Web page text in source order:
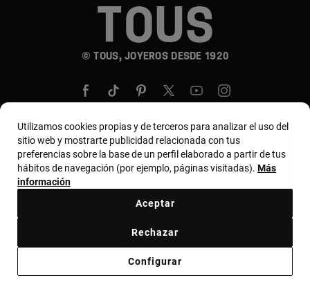
© TOUS, JOYEROS DESDE 1920
País y moneda:United States Of America / US
Dollar
Bases MYTOUS
Utilizamos cookies propias y de terceros para analizar el uso del
sitio web y mostrarte publicidad relacionada con tus
preferencias sobre la base de un perfil elaborado a partir de tus
hábitos de navegación (por ejemplo, páginas visitadas). Más
información
Configurar
Rechazar
Aceptar